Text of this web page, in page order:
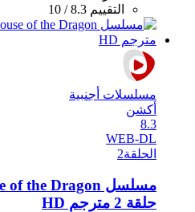
التقييم 8.3 / 10
مسلسلات أجنبية
أكشن
8.3
WEB-DL
الحلقة2
حلقة 2 مترجم HD